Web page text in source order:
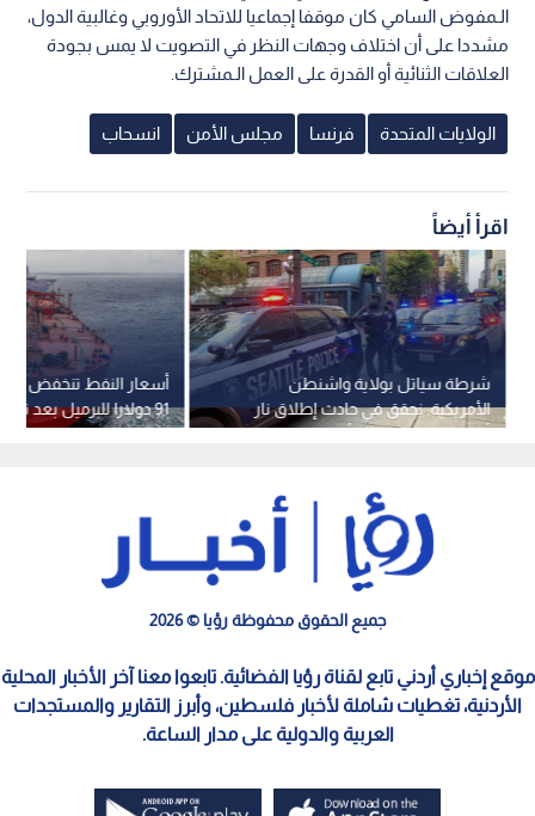
الـمفوض السامي كان موقفا إجماعيا للاتحاد الأوروبي وغالبية الدول،
مشددا على أن اختلاف وجهات النظر في التصويت لا يمس بجودة
العلاقات الثنائية أو القدرة على العمل الـمشترك.
الولايات المتحدة فرنسا مجلس الأمن انسحاب
اقرأ أيضاً
91 دولارا للبرميل بعد
الأمريكية على إيران
شرطة سياتل بولاية واشنطن
الأمريكية: نحقق في حادث إطلاق نار
أسفر عن إصابة عدة أشخاص
جميع الحقوق محفوظة رؤيا © 2026
موقع إخباري أردني تابع لقناة رؤيا الفضائية. تابعوا معنا آخر الأخبار المحلية
الأردنية، تغطيات شاملة لأخبار فلسطين، وأبرز التقارير والمستجدات
العربية والدولية على مدار الساعة.